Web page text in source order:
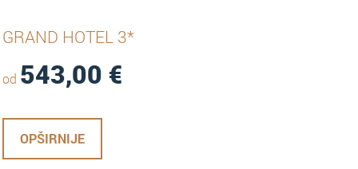
GRAND HOTEL 3*
od 543,00 €
OPŠIRNIJE